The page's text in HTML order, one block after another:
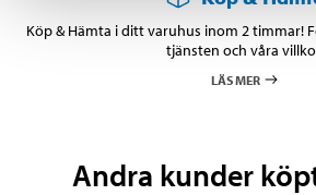
Köp & Hämta i ditt varuhus inom 2 timmar!
tjänsten och våra
LÄS MER
Andra kunder